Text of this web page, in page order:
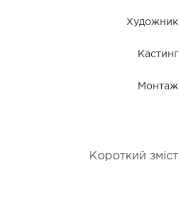
Художник
Кастинг
Монтаж
Короткий зміст